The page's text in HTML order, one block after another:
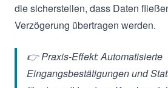
die sicherstellen, dass Daten
Verzögerung übertragen werden.
👉 Praxis-Effekt: Automatisierte
Eingangsbestätigungen und